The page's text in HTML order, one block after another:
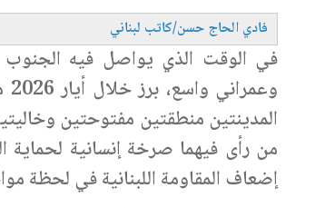
فادي الحاج حسن/كاتب لبناني
في الوقت الذي يواصل فيه الجنوب
المدينتين منطقتين مفتوحتين
من رأى فيهما صرخة إنسانية
إضعاف المقاومة اللبنانية في لحظة